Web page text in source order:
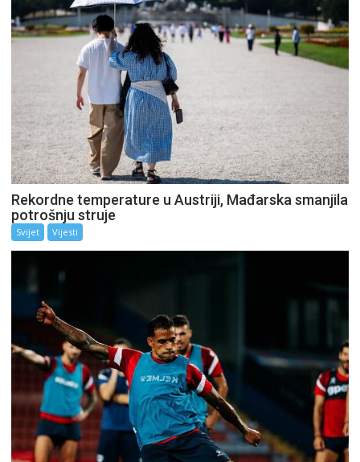
Rekordne temperature u Austriji, Mađarska smanjila
potrošnju struje
Svijet Vijesti